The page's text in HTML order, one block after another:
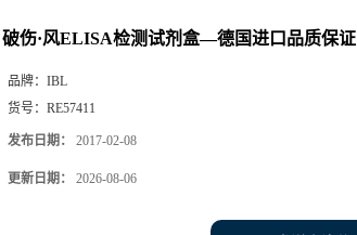
破伤·风ELISA检测试剂盒—德国进口品质保证
品牌： IBL
货号： RE57411
发布日期： 2017-02-08
更新日期： 2026-08-06